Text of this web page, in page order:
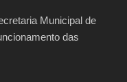
Municipal de
das